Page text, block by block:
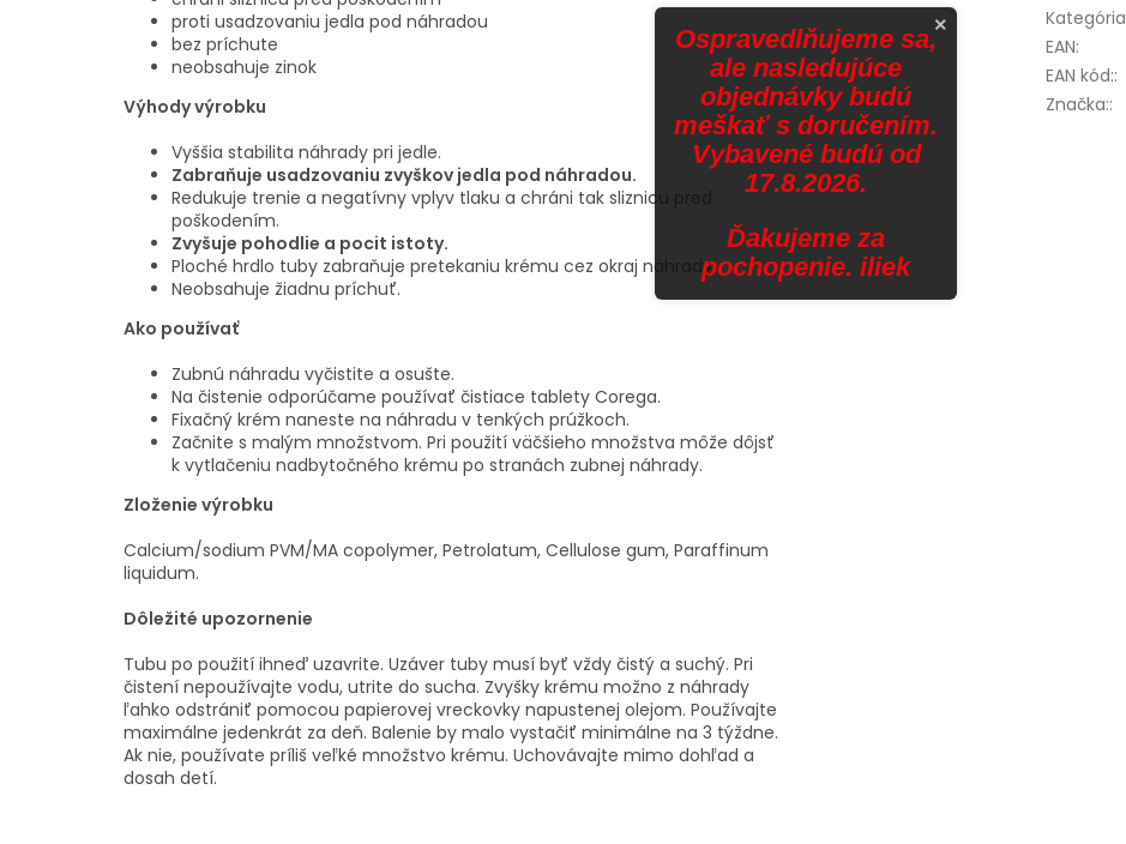
proti usadzovaniu jedla pod náhradou
bez príchute
neobsahuje zinok
Výhody výrobku
Vyššia stabilita náhrady pri jedle.
Zabraňuje usadzovaniu zvyškov jedla pod náhradou.
Redukuje trenie a negatívny vplyv tlaku a chráni tak sliznicu pred
poškodením.
Zvyšuje pohodlie a pocit istoty.
Ploché hrdlo tuby zabraňuje pretekaniu krému cez okraj náhrady.
Neobsahuje žiadnu príchuť.
Ako používať
Zubnú náhradu vyčistite a osušte.
Na čistenie odporúčame používať čistiace tablety Corega.
Fixačný krém naneste na náhradu v tenkých prúžkoch.
Začnite s malým množstvom. Pri použití väčšieho množstva môže dôjsť
k vytlačeniu nadbytočného krému po stranách zubnej náhrady.
Zloženie výrobku
Calcium/sodium PVM/MA copolymer, Petrolatum, Cellulose gum, Paraffinum
liquidum.
Dôležité upozornenie
Tubu po použití ihneď uzavrite. Uzáver tuby musí byť vždy čistý a suchý. Pri
čistení nepoužívajte vodu, utrite do sucha. Zvyšky krému možno z náhrady
ľahko odstrániť pomocou papierovej vreckovky napustenej olejom. Používajte
maximálne jedenkrát za deň. Balenie by malo vystačiť minimálne na 3 týždne.
Ak nie, používate príliš veľké množstvo krému. Uchovávajte mimo dohľad a
dosah detí.
Kategória
EAN:
EAN kód::
Značka::
×
Ospravedlňujeme sa,
ale nasledujúce
objednávky budú
meškať s doručením.
Vybavené budú od
17.8.2026.
Ďakujeme za
pochopenie. iliek